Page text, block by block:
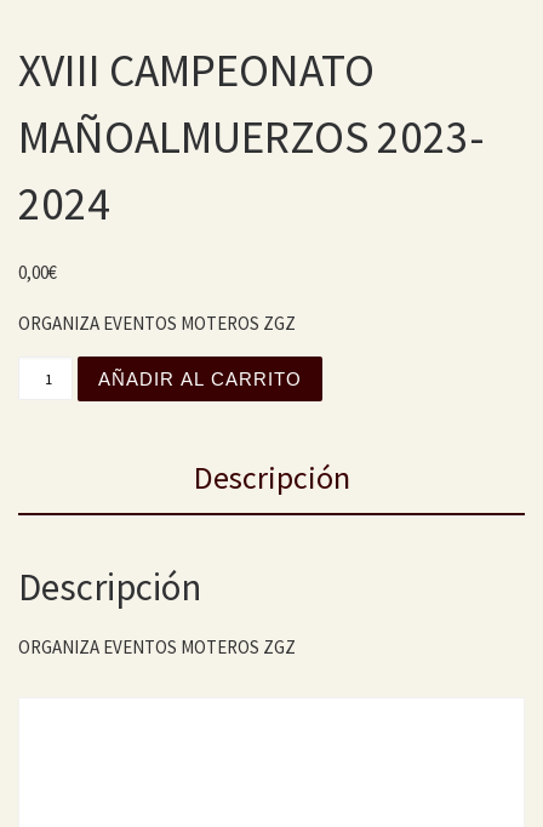
XVIII CAMPEONATO
MAÑOALMUERZOS 2023-
2024
0,00€
ORGANIZA EVENTOS MOTEROS ZGZ
XVIII CAMPEONATO MAÑOALMUERZOS 2023-2024
AÑADIR AL CARRITO
Descripción
Descripción
ORGANIZA EVENTOS MOTEROS ZGZ